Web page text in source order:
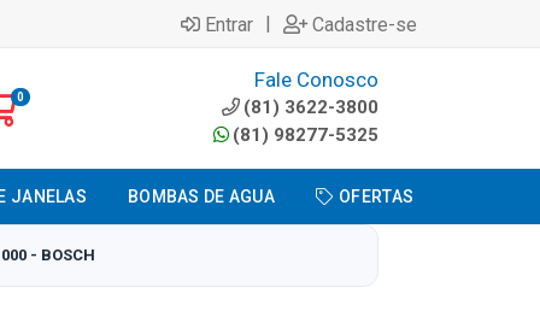
Entrar | Cadastre-se
0
Fale Conosco
(81) 3622-3800
(81) 98277-5325
JANELAS BOMBAS DE AGUA OFERTAS
- BOSCH